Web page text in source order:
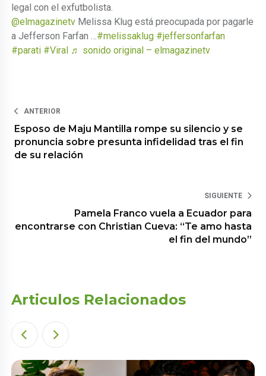
legal con el exfutbolista.
@elmagazinetv Melissa Klug está preocupada por pagarle
a Jefferson Farfan …#melissaklug #jeffersonfarfan
#parati #Viral ♬ sonido original – elmagazinetv
ANTERIOR
Esposo de Maju Mantilla rompe su silencio y se
pronuncia sobre presunta infidelidad tras el fin
de su relación
SIGUIENTE
Pamela Franco vuela a Ecuador para
encontrarse con Christian Cueva: “Te amo hasta
el fin del mundo”
Articulos Relacionados